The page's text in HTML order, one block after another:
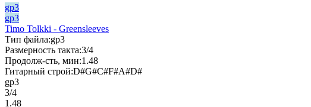
gp3
gp3
Timo Tolkki - Greensleeves
Тип файла:gp3
Размерность такта:3/4
Продолж-сть, мин:1.48
Гитарный строй:D#G#C#F#A#D#
gp3
3/4
1.48